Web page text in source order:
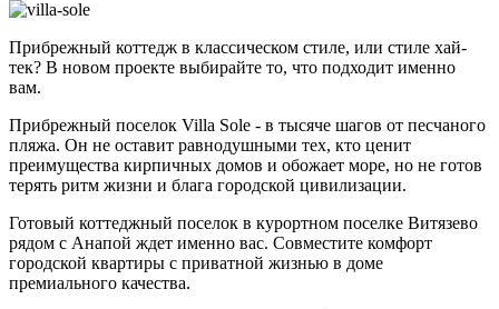
Прибрежный коттедж в классическом стиле, или стиле хай-
тек? В новом проекте выбирайте то, что подходит именно
вам.
Прибрежный поселок Villa Sole - в тысяче шагов от песчаного
пляжа. Он не оставит равнодушными тех, кто ценит
преимущества кирпичных домов и обожает море, но не готов
терять ритм жизни и блага городской цивилизации.
Готовый коттеджный поселок в курортном поселке Витязево
рядом с Анапой ждет именно вас. Совместите комфорт
городской квартиры с приватной жизнью в доме
премиального качества.